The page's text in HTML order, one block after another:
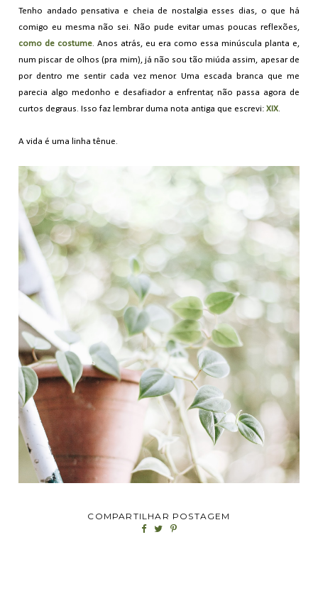
Tenho andado pensativa e cheia de nostalgia esses dias, o que há
comigo eu mesma não sei. Não pude evitar umas poucas reflexões,
como de costume. Anos atrás, eu era como essa minúscula planta e,
num piscar de olhos (pra mim), já não sou tão miúda assim, apesar de
por dentro me sentir cada vez menor. Uma escada branca que me
parecia algo medonho e desafiador a enfrentar, não passa agora de
curtos degraus. Isso faz lembrar duma nota antiga que escrevi: XIX.
A vida é uma linha tênue.
COMPARTILHAR POSTAGEM